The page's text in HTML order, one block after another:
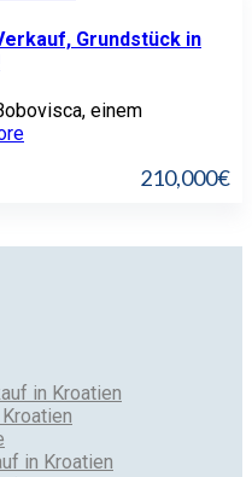
Grundstück in
einem
210,000€
in Kroatien
in Kroatien